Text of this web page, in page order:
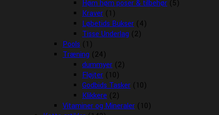
Høm høm poser & tilbehør (5)
Kraver (1)
Løbetids Bukser (4)
Tisse Underlag (2)
Pools (1)
Træning (24)
dummyer (2)
Fløjter (10)
Godbids Tasker (10)
Klikkere (2)
Vitaminer og Mineraler (10)